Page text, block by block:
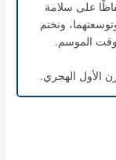
على سلامة
ونختم
الموسم.
الأول الهجري.